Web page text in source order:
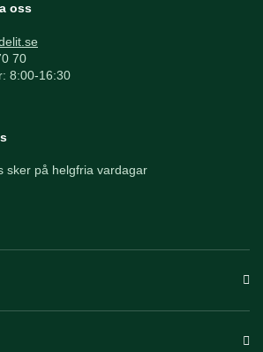
oss
70
8:00-16:30
sker på helgfria vardagar